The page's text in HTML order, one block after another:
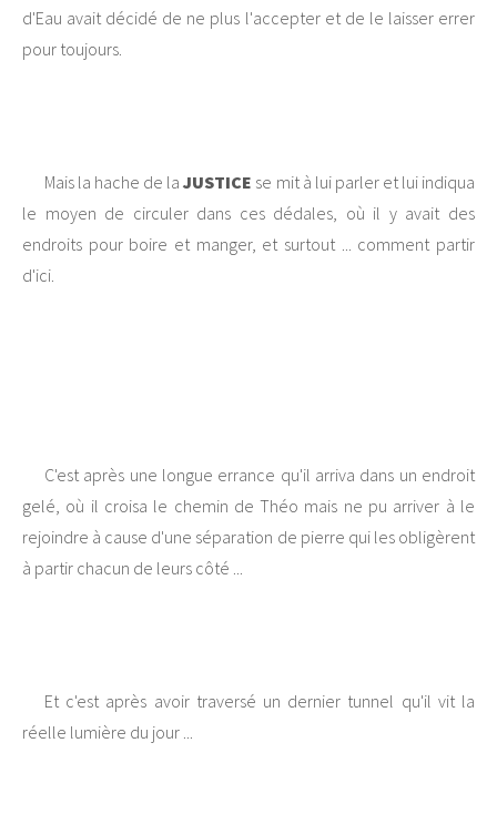
d'Eau avait décidé de ne plus l'accepter et de le laisser errer
pour toujours.
Mais la hache de laJUSTICE se mit à lui parler et lui indiqua
le moyen de circuler dans ces dédales, où il y avait des
endroits pour boire et manger, et surtout ... comment partir
d'ici.
C'est après une longue errance qu'il arriva dans un endroit
gelé, où il croisa le chemin de Théo mais ne pu arriver à le
rejoindre à cause d'une séparation de pierre qui les obligèrent
à partir chacun de leurs côté ...
Et c'est après avoir traversé un dernier tunnel qu'il vit la
réelle lumière du jour ...